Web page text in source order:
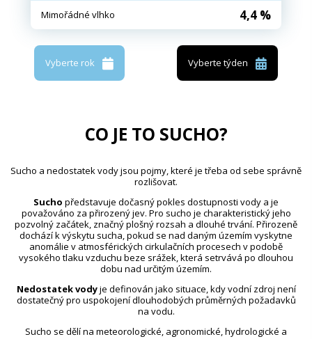
Mimořádné vlhko 4,4 %
Vyberte rok Vyberte týden
CO JE TO SUCHO?
Sucho a nedostatek vody jsou pojmy, které je třeba od sebe správně
rozlišovat.
Sucho představuje dočasný pokles dostupnosti vody a je
považováno za přirozený jev. Pro sucho je charakteristický jeho
pozvolný začátek, značný plošný rozsah a dlouhé trvání. Přirozeně
dochází k výskytu sucha, pokud se nad daným územím vyskytne
anomálie v atmosférických cirkulačních procesech v podobě
vysokého tlaku vzduchu beze srážek, která setrvává po dlouhou
dobu nad určitým územím.
Nedostatek vodyje definován jako situace, kdy vodní zdroj není
dostatečný pro uspokojení dlouhodobých průměrných požadavků
na vodu.
Sucho se dělí na meteorologické, agronomické, hydrologické a